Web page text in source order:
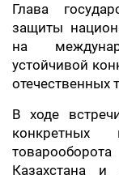
Глава
защиты
на
устойчивой
отечественных
В ходе
конкретных
Казахстана и